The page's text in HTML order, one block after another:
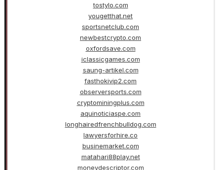
tostylo.com
yougetthat.net
sportsnetclub.com
newbestcrypto.com
oxfordsave.com
iclassicgames.com
saung-artikel.com
fasthokivip2.com
observersports.com
cryptominingplus.com
aquinoticiaspe.com
longhairedfrenchbulldog.com
lawyersforhire.co
businemarket.com
matahari88play.net
moneydescriptor.com